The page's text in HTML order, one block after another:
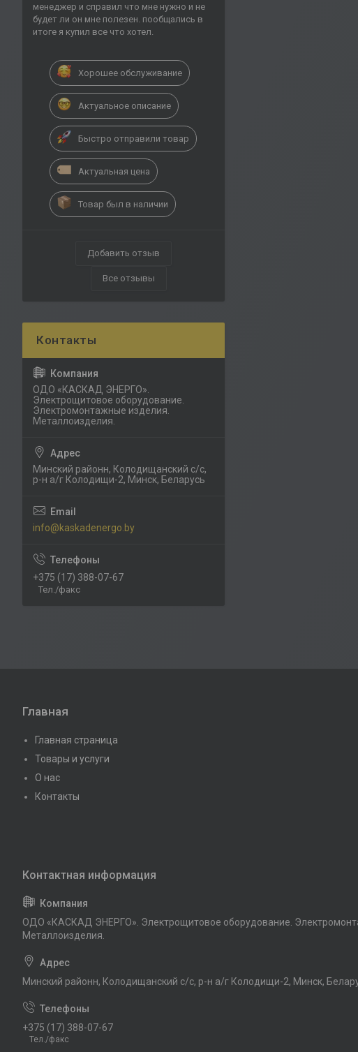
менеджер и справил что мне нужно и не
будет ли он мне полезен. пообщались в
итоге я купил все что хотел.
Хорошее обслуживание
Актуальное описание
Быстро отправили товар
Актуальная цена
Товар был в наличии
Добавить отзыв
Все отзывы
ОДО «КАСКАД ЭНЕРГО».
Электрощитовое оборудование.
Электромонтажные изделия.
Металлоизделия.
Минский районн, Колодищанский с/с,
р-н а/г Колодищи-2, Минск, Беларусь
info@kaskadenergo.by
+375 (17) 388-07-67
Тел./факс
Главная
Главная страница
Товары и услуги
О нас
Контакты
ОДО «КАСКАД ЭНЕРГО». Электрощитовое оборудование.
Металлоизделия.
Минский районн, Колодищанский с/с, р-н а/г Колодищи-2, Минск,
+375 (17) 388-07-67
Тел./факс